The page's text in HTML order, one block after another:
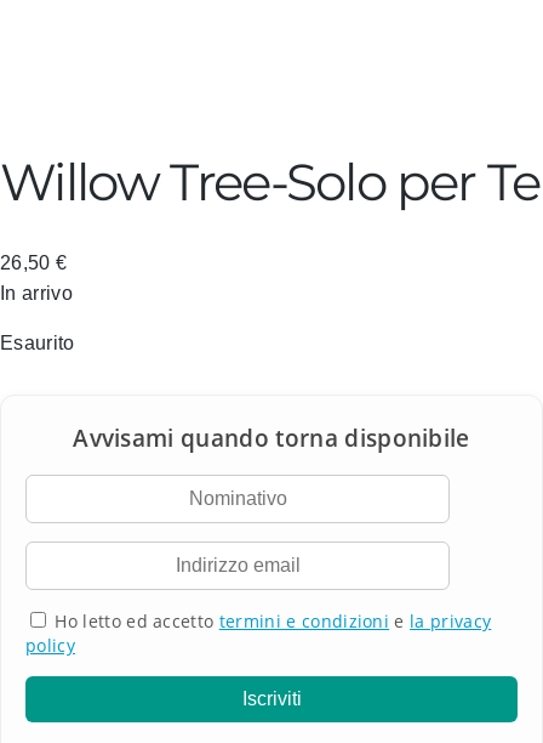
Willow Tree-Solo per Te
26,50 €
In arrivo
Esaurito
Ho letto ed accetto termini e condizioni e la privacy
policy